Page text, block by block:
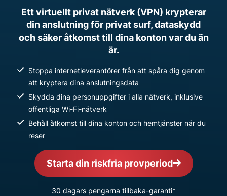
Ett virtuellt privat nätverk (VPN) krypterar
din anslutning för privat surf, dataskydd
och säker åtkomst till dina konton var du än
är.
Stoppa internetleverantörer från att spåra dig genom
att kryptera dina anslutningsdata
Skydda dina personuppgifter i alla nätverk, inklusive
offentliga Wi-Fi-nätverk
Behåll åtkomst till dina konton och hemtjänster när du
reser
Starta din riskfria provperiod
30 dagars pengarna tillbaka-garanti*